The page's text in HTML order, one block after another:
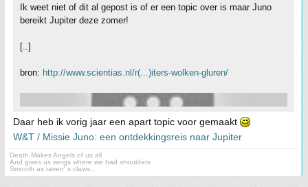
Ik weet niet of dit al gepost is of er een topic over is maar Juno
bereikt Jupiter deze zomer!
[..]
bron: http://www.scientias.nl/r(...)iters-wolken-gluren/
Daar heb ik vorig jaar een apart topic voor gemaakt
W&T / Missie Juno: een ontdekkingsreis naar Jupiter
Death Makes Angels of us all
And gives us wings where we had shoulders
Smooth as raven' s claws...